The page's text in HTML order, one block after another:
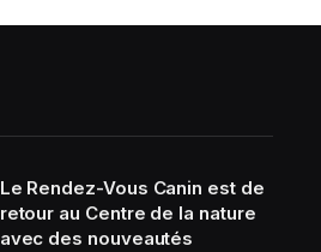
Le Rendez-Vous Canin est de
retour au Centre de la nature
avec des nouveautés